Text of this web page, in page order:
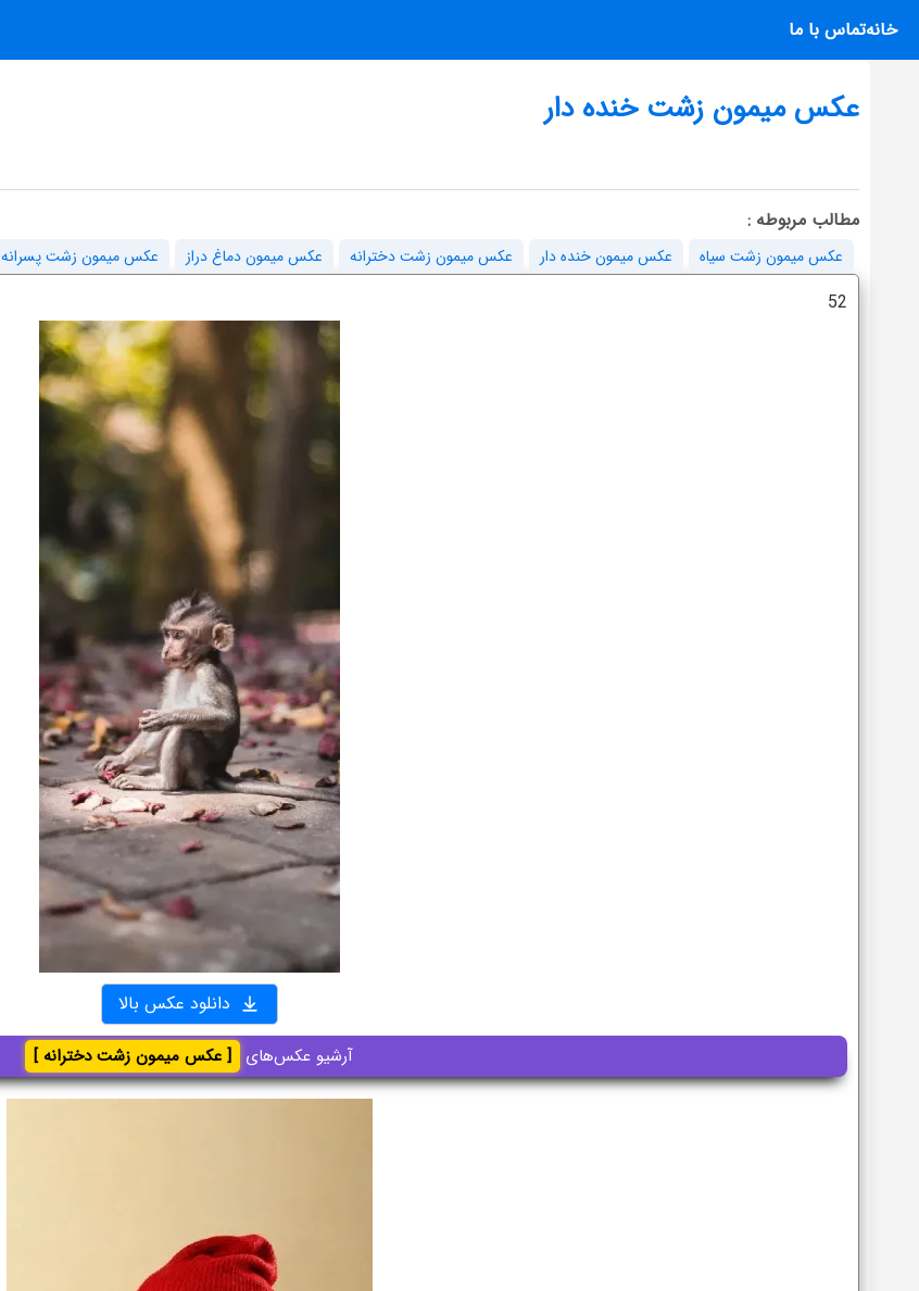
خانهتماس با ما
عکس میمون زشت خنده دار
مطالب مربوطه :
عکس میمون زشت سیاه عکس میمون خنده دار عکس میمون زشت دخترانه عکس میمون دماغ دراز عکس میمون زشت پسرانه
52
دانلود عکس بالا
آرشیو عکس‌های [ عکس میمون زشت دخترانه ]